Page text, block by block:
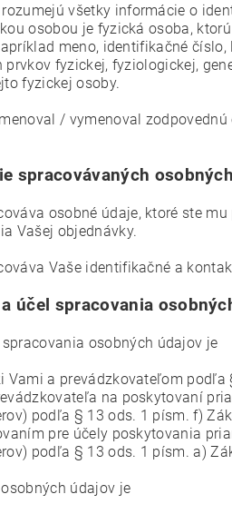
všetky informácie o
osobou je fyzická osoba,
meno, identifikačné
fyzickej, fyziologickej,
fyzickej osoby.
/ vymenoval
spracovávaných
osobné údaje, ktoré ste
Vašej objednávky.
Vaše identifikačné a
účel spracovania
osobných údajov je
Vami a prevádzkovateľom podľa
na poskytovaní
podľa § 13 ods. 1 písm. f)
pre účely poskytovania
podľa § 13 ods. 1 písm. a)
údajov je